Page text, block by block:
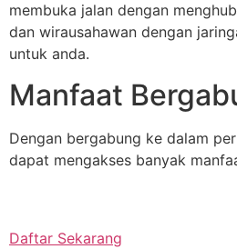
membuka jalan dengan
dan wirausahawan dengan
untuk anda.
Manfaat
Dengan bergabung ke dalam
dapat mengakses banyak
Daftar Sekarang